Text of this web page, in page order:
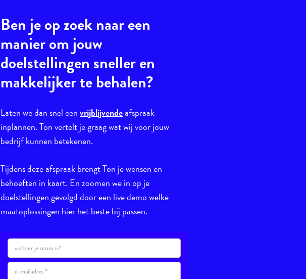
Ben je op zoek naar een
manier om jouw
doelstellingen sneller en
makkelijker te behalen?
Laten we dan snel eenvrijblijvendeafspraak
inplannen. Ton vertelt je graag wat wij voor jouw
bedrijf kunnen betekenen.
Tijdens deze afspraak brengt Ton je wensen en
behoeften in kaart. En zoomen we in op je
doelstellingen gevolgd door een live demo welke
maatoplossingen hier het beste bij passen.